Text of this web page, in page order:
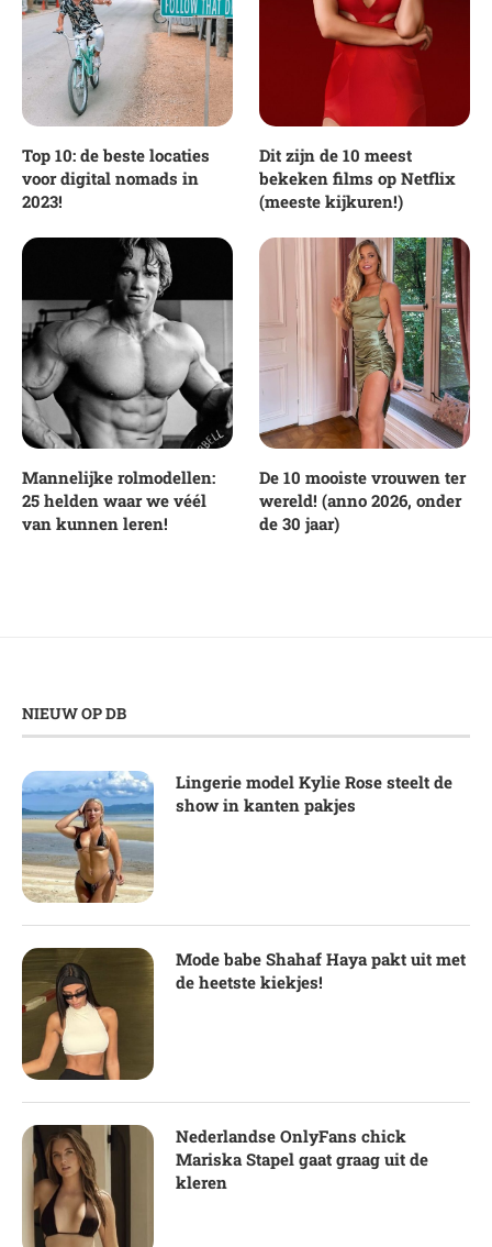
Top 10: de beste locaties
voor digital nomads in
2023!
Dit zijn de 10 meest
bekeken films op Netflix
(meeste kijkuren!)
Mannelijke rolmodellen:
25 helden waar we véél
van kunnen leren!
De 10 mooiste vrouwen ter
wereld! (anno 2026, onder
de 30 jaar)
NIEUW OP DB
Lingerie model Kylie Rose steelt de
show in kanten pakjes
Mode babe Shahaf Haya pakt uit met
de heetste kiekjes!
Nederlandse OnlyFans chick
Mariska Stapel gaat graag uit de
kleren